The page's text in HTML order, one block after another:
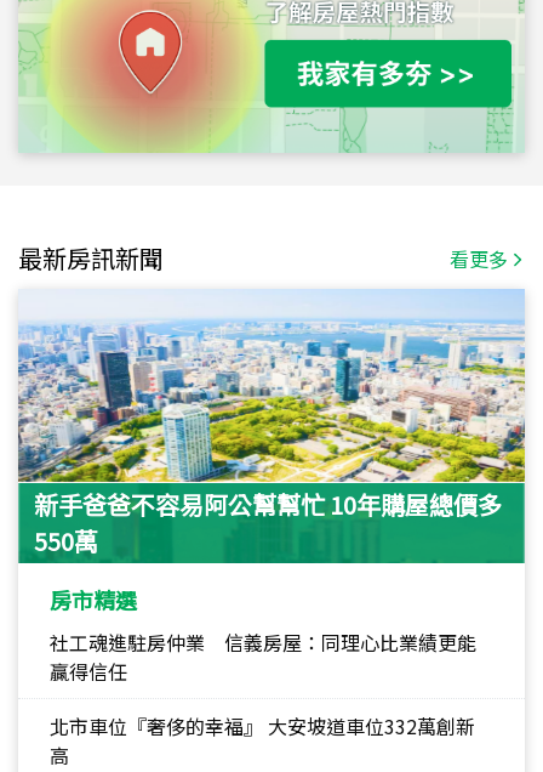
最新房訊新聞 看更多
新手爸爸不容易阿公幫幫忙 10年購屋總價多
550萬
房市精選
社工魂進駐房仲業 信義房屋：同理心比業績更能
贏得信任
北市車位『奢侈的幸福』 大安坡道車位332萬創新
高